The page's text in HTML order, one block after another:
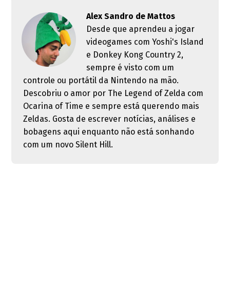
Alex Sandro de Mattos
Desde que aprendeu a jogar
videogames com Yoshi's Island
e Donkey Kong Country 2,
sempre é visto com um
controle ou portátil da Nintendo na mão.
Descobriu o amor por The Legend of Zelda com
Ocarina of Time e sempre está querendo mais
Zeldas. Gosta de escrever notícias, análises e
bobagens aqui enquanto não está sonhando
com um novo Silent Hill.